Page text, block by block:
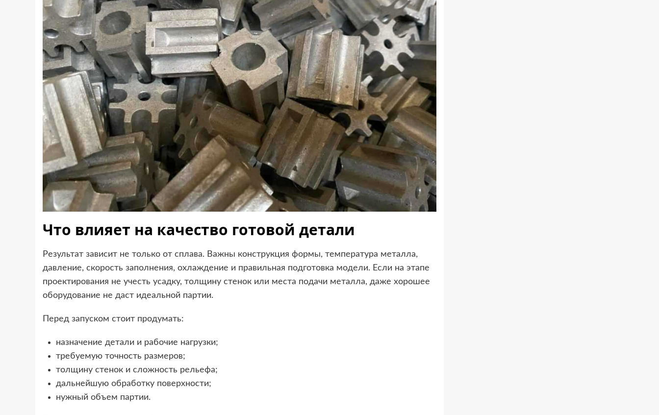
Что влияет на качество готовой детали
Результат зависит не только от сплава. Важны конструкция формы, температура металла,
давление, скорость заполнения, охлаждение и правильная подготовка модели. Если на этапе
проектирования не учесть усадку, толщину стенок или места подачи металла, даже хорошее
оборудование не даст идеальной партии.
Перед запуском стоит продумать:
назначение детали и рабочие нагрузки;
требуемую точность размеров;
толщину стенок и сложность рельефа;
дальнейшую обработку поверхности;
нужный объем партии.